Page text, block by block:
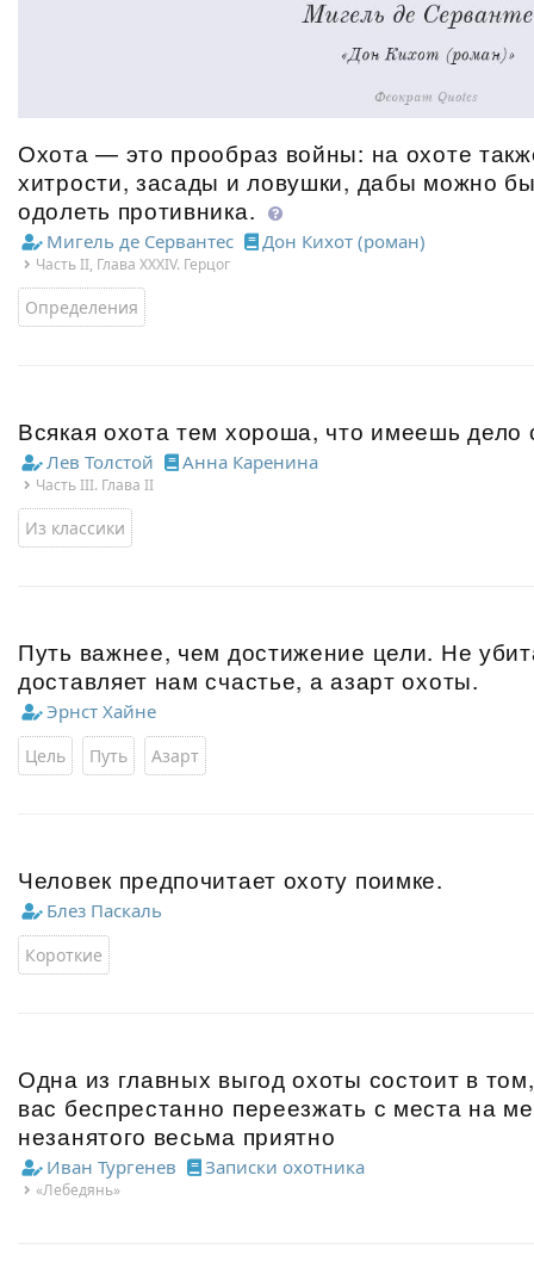
Охота — это прообраз войны: на охоте
хитрости, засады и ловушки, дабы можно
одолеть противника.
Мигель де Сервантес Дон Кихот (роман)
Часть II, Глава XXXIV. Герцог
Определения
Всякая охота тем хороша, что имеешь дело
Лев Толстой Анна Каренина
Часть III. Глава II
Из классики
Путь важнее, чем достижение цели. Не
доставляет нам счастье, а азарт охоты.
Эрнст Хайне
Цель Путь Азарт
Человек предпочитает охоту поимке.
Блез Паскаль
Короткие
Одна из главных выгод охоты состоит в
вас беспрестанно переезжать с места на
незанятого весьма приятно
Иван Тургенев Записки охотника
«Лебедянь»